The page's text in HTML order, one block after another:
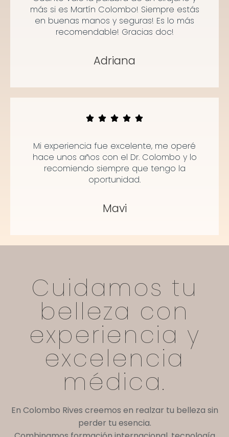
más si es Martín Colombo! Siempre estás
en buenas manos y seguras! Es lo más
recomendable! Gracias doc!
Adriana
Mi experiencia fue excelente, me operé
hace unos años con el Dr. Colombo y lo
recomiendo siempre que tengo la
oportunidad.
Mavi
Cuidamos tu
belleza con
experiencia y
excelencia
médica.
En Colombo Rives creemos en realzar tu belleza sin
perder tu esencia.